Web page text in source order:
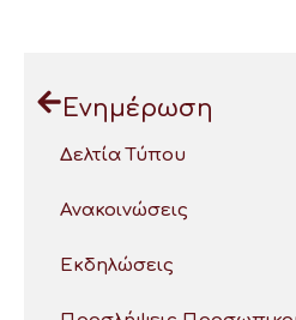
Ενημέρωση
Δελτία Τύπου
Ανακοινώσεις
Εκδηλώσεις